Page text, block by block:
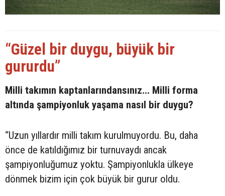
“Güzel bir duygu, büyük bir
gururdu”
Milli takımın kaptanlarındansınız... Milli forma
altında şampiyonluk yaşama nasıl bir duygu?
“Uzun yıllardır milli takım kurulmuyordu. Bu, daha
önce de katıldığımız bir turnuvaydı ancak
şampiyonluğumuz yoktu. Şampiyonlukla ülkeye
dönmek bizim için çok büyük bir gurur oldu.